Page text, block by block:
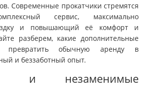
Современные прокатчики стремятся
сервис, максимально
и повышающий её комфорт и
разберем, какие дополнительные
превратить обычную аренду в
и беззаботный опыт.
и незаменимые